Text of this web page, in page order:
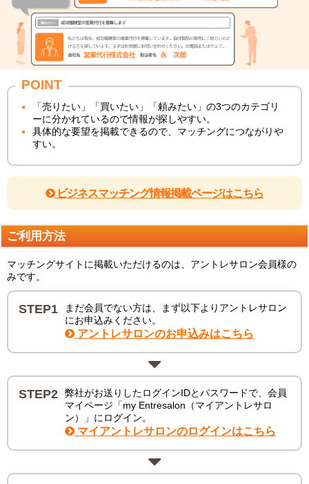
POINT
「売りたい」「買いたい」「頼みたい」の3つのカテゴリ
ーに分かれているので情報が探しやすい。
具体的な要望を掲載できるので、マッチングにつながりや
すい。
ビジネスマッチング情報掲載ページはこちら
ご利用方法
マッチングサイトに掲載いただけるのは、アントレサロン会員様の
みです。
STEP1
まだ会員でない方は、まず以下よりアントレサロン
にお申込みください。
アントレサロンのお申込みはこちら
STEP2
弊社がお送りしたログインIDとパスワードで、会員
マイページ「my Entresalon（マイアントレサロ
ン）」にログイン。
マイアントレサロンのログインはこちら